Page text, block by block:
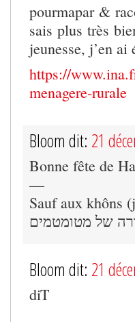
pourmapar &
sais plus très
jeunesse, j’en ai
https://
menagere-rurale
Bloom dit: 21
Bonne fête de
—
Sauf aux khôns
של מטומטמים
Bloom dit: 21
diT